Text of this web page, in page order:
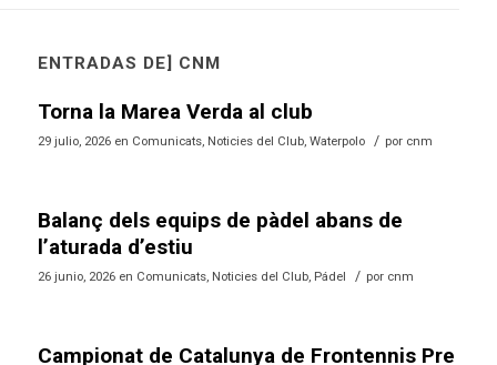
ENTRADAS DE] CNM
Torna la Marea Verda al club
29 julio, 2026 en Comunicats, Noticies del Club, Waterpolo / por cnm
Balanç dels equips de pàdel abans de
l’aturada d’estiu
26 junio, 2026 en Comunicats, Noticies del Club, Pádel / por cnm
Campionat de Catalunya de Frontennis Pre